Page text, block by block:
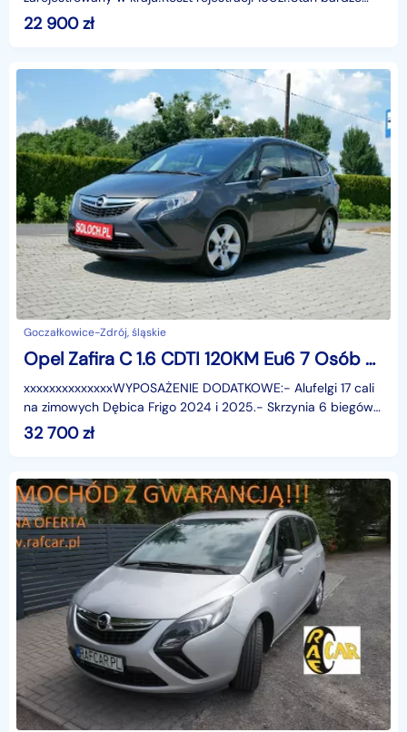
22 900zł
Goczałkowice-Zdrój, śląskie
Opel Zafira C 1.6 CDTI 120KM Eu6 7 Osób -Nowy rozrząd -1 Wł od 5 lat -VAT 23% Brut
xxxxxxxxxxxxxxWYPOSAŻENIE DODATKOWE:- Alufelgi 17 cali
na zimowych Dębica Frigo 2024 i 2025.- Skrzynia 6 biegów-
ABS- ESP - Stabilizacja jazdy- ASR- Kontrola tr
32 700zł